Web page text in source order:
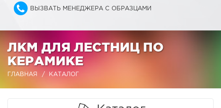
ВЫЗВАТЬ МЕНЕДЖЕРА С ОБРАЗЦАМИ
ЛКМ ДЛЯ ЛЕСТНИЦ ПО
КЕРАМИКЕ
ГЛАВНАЯ КАТАЛОГ